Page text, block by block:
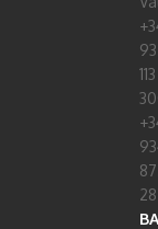
113